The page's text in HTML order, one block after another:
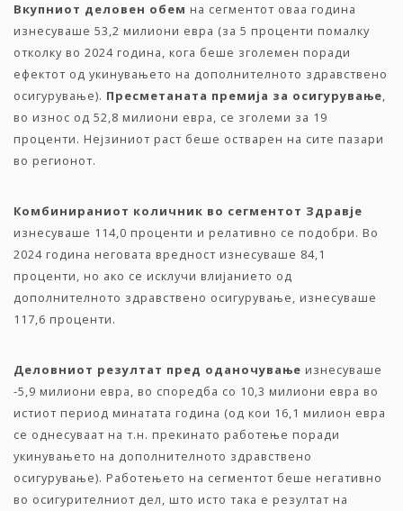
Вкупниот деловен обем на сегментот оваа година
изнесуваше 53,2 милиони евра (за 5 проценти помалку
отколку во 2024 година, кога беше зголемен поради
ефектот од укинувањето на дополнителното здравствено
осигурување). Пресметаната премија за осигурување,
во износ од 52,8 милиони евра, се зголеми за 19
проценти. Нејзиниот раст беше остварен на сите пазари
во регионот.
Комбинираниот количник во сегментот Здравје
изнесуваше 114,0 проценти и релативно се подобри. Во
2024 година неговата вредност изнесуваше 84,1
проценти, но ако се исклучи влијанието од
дополнителното здравствено осигурување, изнесуваше
117,6 проценти.
Деловниот резултат пред оданочување изнесуваше
-5,9 милиони евра, во споредба со 10,3 милиони евра во
истиот период минатата година (од кои 16,1 милион евра
се однесуваат на т.н. прекинато работење поради
укинувањето на дополнителното здравствено
осигурување). Работењето на сегментот беше негативно
во осигурителниот дел, што исто така е резултат на